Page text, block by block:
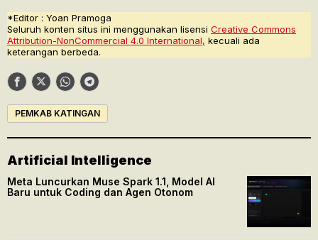
*Editor : Yoan Pramoga
Seluruh konten situs ini menggunakan lisensi Creative Commons
Attribution-NonCommercial 4.0 International, kecuali ada
keterangan berbeda.
PEMKAB KATINGAN
Artificial Intelligence
Meta Luncurkan Muse Spark 1.1, Model AI
Baru untuk Coding dan Agen Otonom